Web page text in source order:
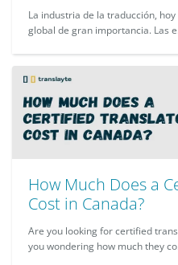
La industria de la traducción,
global de gran importancia. Las
How Much Does a
Cost in Canada?
Are you looking for certified
you wondering how much they